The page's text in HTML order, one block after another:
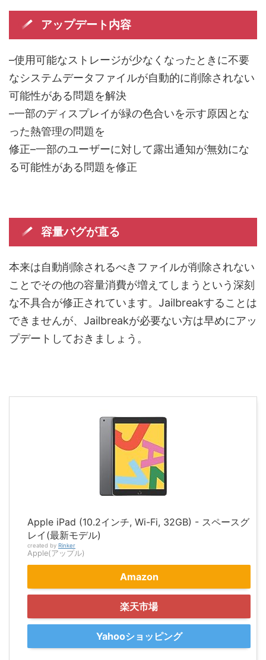
アップデート内容
–使用可能なストレージが少なくなったときに不要
なシステムデータファイルが自動的に削除されない
可能性がある問題を解決
–一部のディスプレイが緑の色合いを示す原因とな
った熱管理の問題を
修正–一部のユーザーに対して露出通知が無効にな
る可能性がある問題を修正
容量バグが直る
本来は自動削除されるべきファイルが削除されない
ことでその他の容量消費が増えてしまうという深刻
な不具合が修正されています。Jailbreakすることは
できませんが、Jailbreakが必要ない方は早めにアッ
プデートしておきましょう。
Apple iPad (10.2インチ, Wi-Fi, 32GB) - スペースグ
レイ(最新モデル)
created by Rinker
Apple(アップル)
Amazon
楽天市場
Yahooショッピング